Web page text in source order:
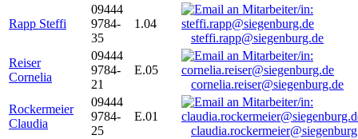
Rapp Steffi
09444
9784-
35
1.04
steffi.rapp@siegenburg.de
Reiser
Cornelia
09444
9784-
21
E.05
cornelia.reiser@siegenburg.de
Rockermeier
Claudia
09444
9784-
25
E.01